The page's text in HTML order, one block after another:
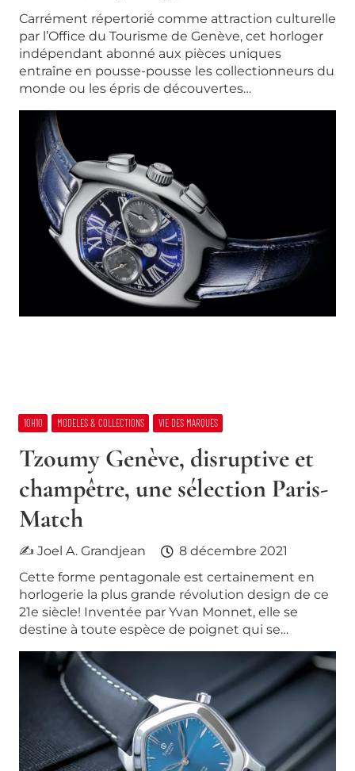
Carrément répertorié comme attraction culturelle
par l’Office du Tourisme de Genève, cet horloger
indépendant abonné aux pièces uniques
entraîne en pousse-pousse les collectionneurs du
monde ou les épris de découvertes…
10H10 MODELES & COLLECTIONS VIE DES MARQUES
Tzoumy Genève, disruptive et
champêtre, une sélection Paris-
Match
✍ Joel A. Grandjean
8 décembre 2021
Cette forme pentagonale est certainement en
horlogerie la plus grande révolution design de ce
21e siècle! Inventée par Yvan Monnet, elle se
destine à toute espèce de poignet qui se…